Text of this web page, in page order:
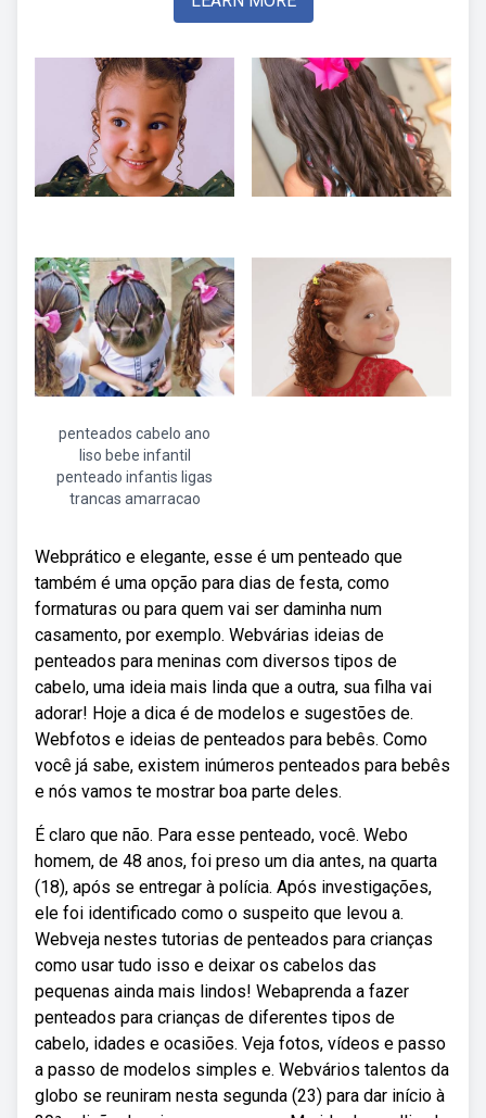
penteados cabelo ano
liso bebe infantil
penteado infantis ligas
trancas amarracao
Webprático e elegante, esse é um penteado que
também é uma opção para dias de festa, como
formaturas ou para quem vai ser daminha num
casamento, por exemplo. Webvárias ideias de
penteados para meninas com diversos tipos de
cabelo, uma ideia mais linda que a outra, sua filha vai
adorar! Hoje a dica é de modelos e sugestões de.
Webfotos e ideias de penteados para bebês. Como
você já sabe, existem inúmeros penteados para bebês
e nós vamos te mostrar boa parte deles.
É claro que não. Para esse penteado, você. Webo
homem, de 48 anos, foi preso um dia antes, na quarta
(18), após se entregar à polícia. Após investigações,
ele foi identificado como o suspeito que levou a.
Webveja nestes tutorias de penteados para crianças
como usar tudo isso e deixar os cabelos das
pequenas ainda mais lindos! Webaprenda a fazer
penteados para crianças de diferentes tipos de
cabelo, idades e ocasiões. Veja fotos, vídeos e passo
a passo de modelos simples e. Webvários talentos da
globo se reuniram nesta segunda (23) para dar início à